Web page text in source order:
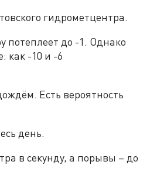
гидрометцентра.
потеплеет до -1. Однако
как -10 и -6
Есть вероятность
день.
в секунду, а порывы – до